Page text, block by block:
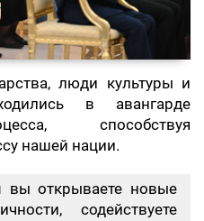
люди культуры и
в авангарде
способствуя
нашей нации.
вы открываете новые
содействуете